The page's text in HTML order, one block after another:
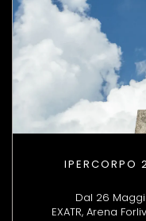
IPERCORPO
Dal 26
EXATR, Arena